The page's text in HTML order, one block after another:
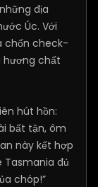
địa
Úc. Với
chốn check-
hương chất
hút hồn:
bất tận, ôm
này kết hợp
Tasmania đủ
chóp!”